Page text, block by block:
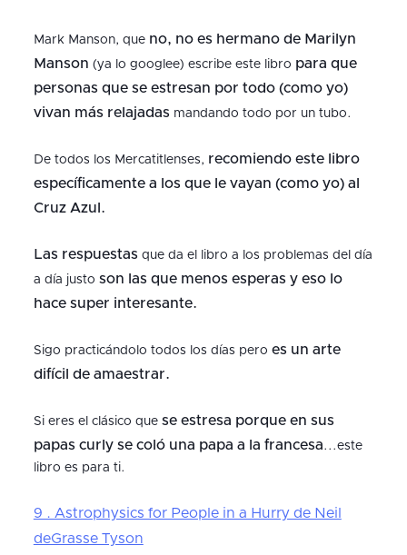
Mark Manson, que no, no es hermano de Marilyn
Manson (ya lo googlee) escribe este libro para que
personas que se estresan por todo (como yo)
vivan más relajadas mandando todo por un tubo.
De todos los Mercatitlenses, recomiendo este libro
específicamente a los que le vayan (como yo) al
Cruz Azul.
Las respuestas que da el libro a los problemas del día
a día justo son las que menos esperas y eso lo
hace super interesante.
Sigo practicándolo todos los días pero es un arte
difícil de amaestrar.
Si eres el clásico que se estresa porque en sus
papas curly se coló una papa a la francesa...este
libro es para ti.
9 . Astrophysics for People in a Hurry de Neil
deGrasse Tyson